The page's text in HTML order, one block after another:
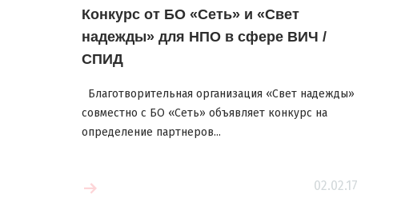
Конкурс от БО «Сеть» и «Свет
надежды» для НПО в сфере ВИЧ /
СПИД
Благотворительная организация «Свет надежды»
совместно с БО «Сеть» объявляет конкурс на
определение партнеров...
02.02.17